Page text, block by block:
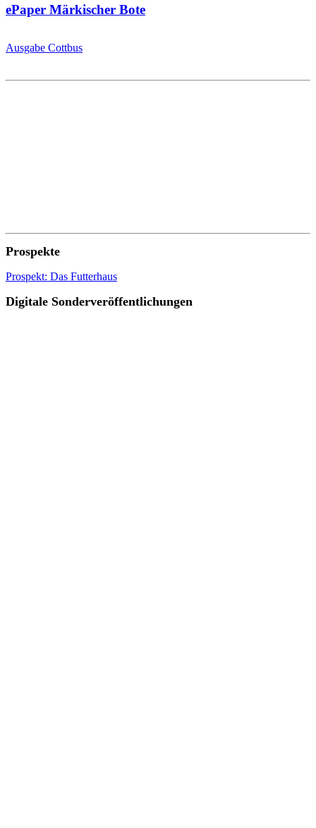
ePaper Märkischer Bote
Ausgabe Cottbus
Prospekte
Prospekt: Das Futterhaus
Digitale Sonderveröffentlichungen